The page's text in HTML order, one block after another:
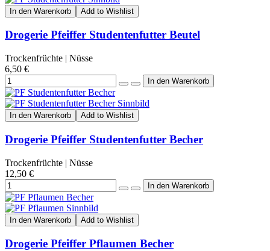
In den Warenkorb Add to Wishlist
Drogerie Pfeiffer Studentenfutter Beutel
Trockenfrüchte | Nüsse
6,50 €
In den Warenkorb Add to Wishlist
Drogerie Pfeiffer Studentenfutter Becher
Trockenfrüchte | Nüsse
12,50 €
In den Warenkorb Add to Wishlist
Drogerie Pfeiffer Pflaumen Becher